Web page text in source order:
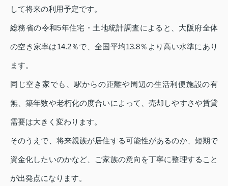
して将来の利用予定です。
総務省の令和5年住宅・土地統計調査によると、大阪府全体
の空き家率は14.2％で、全国平均13.8％より高い水準にあり
ます。
同じ空き家でも、駅からの距離や周辺の生活利便施設の有
無、築年数や老朽化の度合いによって、売却しやすさや賃貸
需要は大きく変わります。
そのうえで、将来親族が居住する可能性があるのか、短期で
資金化したいのかなど、ご家族の意向を丁寧に整理すること
が出発点になります。